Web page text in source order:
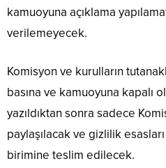
kamuoyuna açıklama
verilemeyecek.
Komisyon ve kurulların
basına ve kamuoyuna kapalı
yazıldıktan sonra sadece
paylaşılacak ve gizlilik
birimine teslim edilecek.